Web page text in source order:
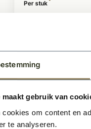
maakt gebruik van
cookies om content en
te analyseren.
Per stuk